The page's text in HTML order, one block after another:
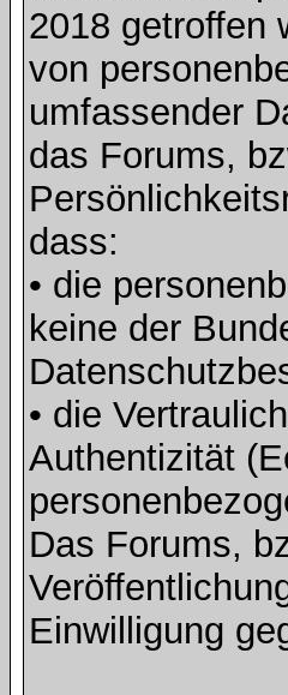
2018 getroffen
von
umfassender
das Forums,
dass:
• die
keine der
• die
Authentizität
Das Forums,
Einwilligung